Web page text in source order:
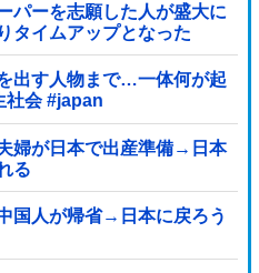
パーを志願した人が盛大に
タイムアップとなった
出す人物まで…一体何が起
社会 #japan
婦が日本で出産準備→日本
る
国人が帰省→日本に戻ろう